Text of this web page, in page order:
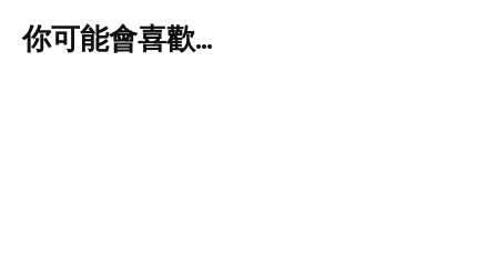
你可能會喜歡...